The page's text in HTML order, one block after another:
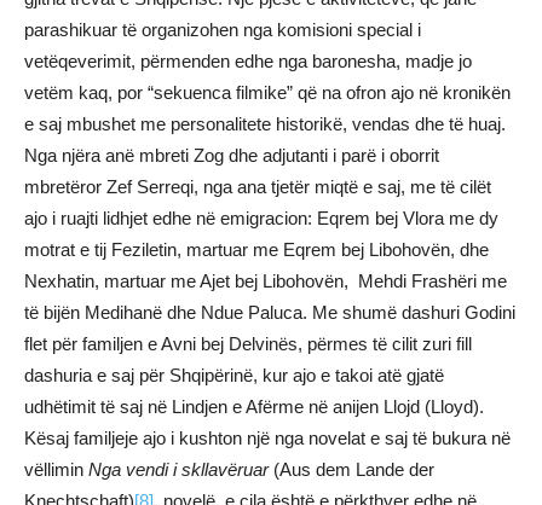
parashikuar të organizohen nga komisioni special i
vetëqeverimit, përmenden edhe nga baronesha, madje jo
vetëm kaq, por “sekuenca filmike” që na ofron ajo në kronikën
e saj mbushet me personalitete historikë, vendas dhe të huaj.
Nga njëra anë mbreti Zog dhe adjutanti i parë i oborrit
mbretëror Zef Serreqi, nga ana tjetër miqtë e saj, me të cilët
ajo i ruajti lidhjet edhe në emigracion: Eqrem bej Vlora me dy
motrat e tij Feziletin, martuar me Eqrem bej Libohovën, dhe
Nexhatin, martuar me Ajet bej Libohovën, Mehdi Frashëri me
të bijën Medihanë dhe Ndue Paluca. Me shumë dashuri Godini
flet për familjen e Avni bej Delvinës, përmes të cilit zuri fill
dashuria e saj për Shqipërinë, kur ajo e takoi atë gjatë
udhëtimit të saj në Lindjen e Afërme në anijen Llojd (Lloyd).
Kësaj familjeje ajo i kushton një nga novelat e saj të bukura në
vëllimin Nga vendi i skllavëruar(Aus dem Lande der
Knechtschaft)[8], novelë, e cila është e përkthyer edhe në